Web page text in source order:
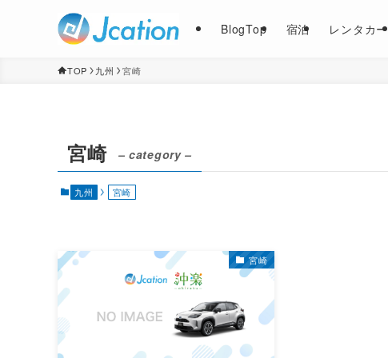
BlogTop 宿泊 レンタカー
TOP 九州 宮崎
宮崎 – category –
九州 宮崎
宮崎